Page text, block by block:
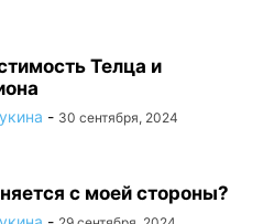
Телца и
- 30 сентября, 2024
с моей стороны?